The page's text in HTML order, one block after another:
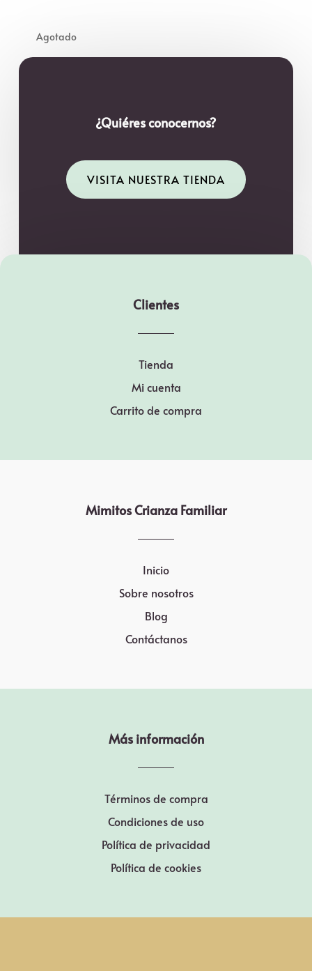
¿Quiéres conocernos?
VISITA NUESTRA TIENDA
Clientes
Tienda
Mi cuenta
Carrito de compra
Mimitos Crianza Familiar
Inicio
Sobre nosotros
Blog
Contáctanos
Más información
Términos de compra
Condiciones de uso
Política de privacidad
Política de cookies